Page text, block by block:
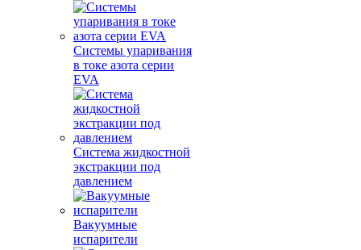
Системы упаривания
в токе азота серии
EVA
Система жидкостной
экстракции под
давлением
Вакуумные
испарители